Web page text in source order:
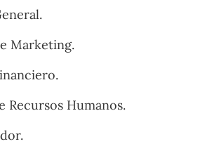
Marketing.
Recursos Humanos.